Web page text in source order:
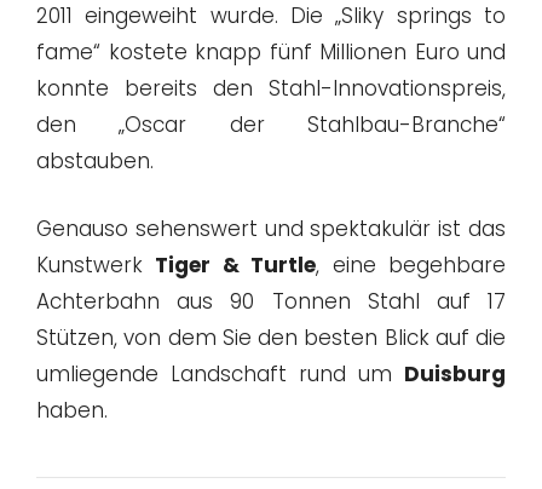
2011 eingeweiht wurde. Die „Sliky springs to
fame“ kostete knapp fünf Millionen Euro und
konnte bereits den Stahl-Innovationspreis,
den „Oscar der Stahlbau-Branche“
abstauben.
Genauso sehenswert und spektakulär ist das
Kunstwerk Tiger & Turtle, eine begehbare
Achterbahn aus 90 Tonnen Stahl auf 17
Stützen, von dem Sie den besten Blick auf die
umliegende Landschaft rund um Duisburg
haben.